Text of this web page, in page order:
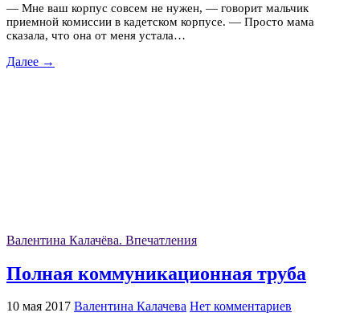
— Мне ваш корпус совсем не нужен, — говорит мальчик
приемной комиссии в кадетском корпусе. — Просто мама
сказала, что она от меня устала…
Далее →
Валентина Калачёва. Впечатления
Полная коммуникационная труба
10 мая 2017 Валентина Калачева Нет комментариев